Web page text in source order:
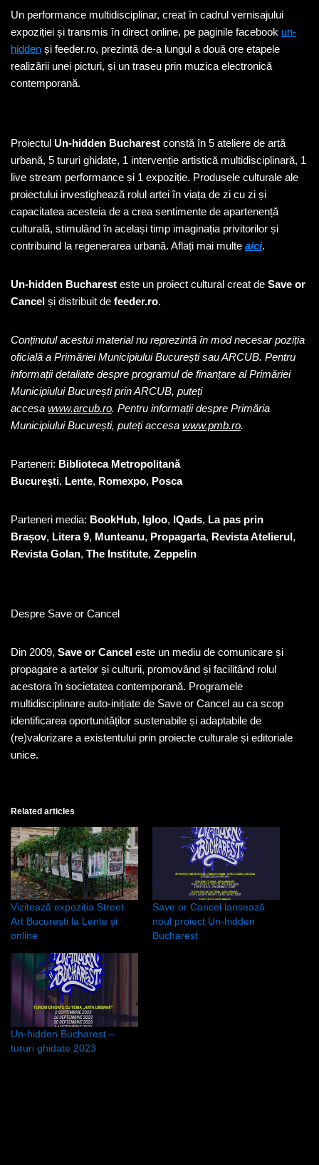
Un performance multidisciplinar, creat în cadrul vernisajului
expoziției și transmis în direct online, pe paginile facebook un-
hidden și feeder.ro, prezintă de-a lungul a două ore etapele
realizării unei picturi, și un traseu prin muzica electronică
contemporană.
Proiectul Un-hidden Bucharest constă în 5 ateliere de artă
urbană, 5 tururi ghidate, 1 intervenție artistică multidisciplinară, 1
live stream performance și 1 expoziție. Produsele culturale ale
proiectului investighează rolul artei în viața de zi cu zi și
capacitatea acesteia de a crea sentimente de apartenență
culturală, stimulând în același timp imaginația privitorilor și
contribuind la regenerarea urbană. Aflați mai multe aici.
Un-hidden Bucharest este un proiect cultural creat de Save or
Cancel și distribuit de feeder.ro.
Conținutul acestui material nu reprezintă în mod necesar poziția
oficială a Primăriei Municipiului București sau ARCUB. Pentru
informații detaliate despre programul de finanțare al Primăriei
Municipiului București prin ARCUB, puteți
accesa www.arcub.ro. Pentru informații despre Primăria
Municipiului București, puteți accesa www.pmb.ro.
Parteneri: Biblioteca Metropolitană
București, Lente, Romexpo, Posca
Parteneri media: BookHub, Igloo, IQads, La pas prin
Brașov, Litera 9, Munteanu, Propagarta, Revista Atelierul,
Revista Golan, The Institute, Zeppelin
Despre Save or Cancel
Din 2009, Save or Cancel este un mediu de comunicare și
propagare a artelor și culturii, promovând și facilitând rolul
acestora în societatea contemporană. Programele
multidisciplinare auto-inițiate de Save or Cancel au ca scop
identificarea oportunităților sustenabile și adaptabile de
(re)valorizare a existentului prin proiecte culturale și editoriale
unice.
Related articles
Vizitează expoziția Street
Art București la Lente și
online
Save or Cancel lansează
noul proiect Un-hidden
Bucharest
Un-hidden Bucharest –
tururi ghidate 2023